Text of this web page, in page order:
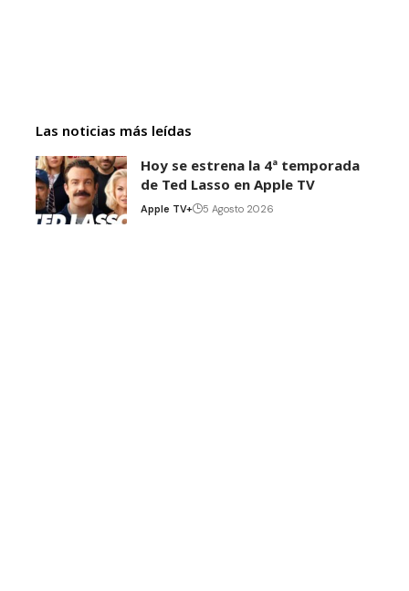
Las noticias más leídas
Hoy se estrena la 4ª temporada
de Ted Lasso en Apple TV
Apple TV+ 5 Agosto 2026